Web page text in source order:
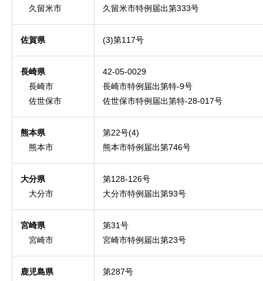
久留米市
久留米市特例届出第333号
佐賀県 (3)第117号
長崎県
長崎市
佐世保市
42-05-0029
長崎市特例届出第特-9号
佐世保市特例届出第特-28-017号
熊本県
熊本市
第22号(4)
熊本市特例届出第746号
大分県
大分市
第128-126号
大分市特例届出第93号
宮崎県
宮崎市
第31号
宮崎市特例届出第23号
鹿児島県
第287号